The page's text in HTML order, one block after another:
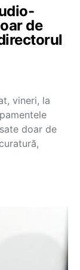
de
vineri, la
doar de